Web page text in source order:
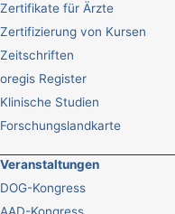
Zertifikate für Ärzte
Zertifizierung von Kursen
Zeitschriften
oregis Register
Klinische Studien
Forschungslandkarte
Veranstaltungen
DOG-Kongress